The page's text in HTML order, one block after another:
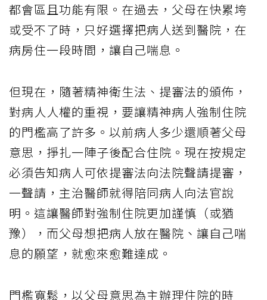
都會區且功能有限。在過去，父母在快累垮
或受不了時，只好選擇把病人送到醫院，在
病房住一段時間，讓自己喘息。
但現在，隨著精神衛生法、提審法的頒佈，
對病人人權的重視，要讓精神病人強制住院
的門檻高了許多。以前病人多少還順著父母
意思，掙扎一陣子後配合住院。現在按規定
必須告知病人可依提審法向法院聲請提審，
一聲請，主治醫師就得陪同病人向法官說
明。這讓醫師對強制住院更加謹慎（或猶
豫），而父母想把病人放在醫院、讓自己喘
息的願望，就愈來愈難達成。
門檻寬鬆，以父母意思為主辦理住院的時